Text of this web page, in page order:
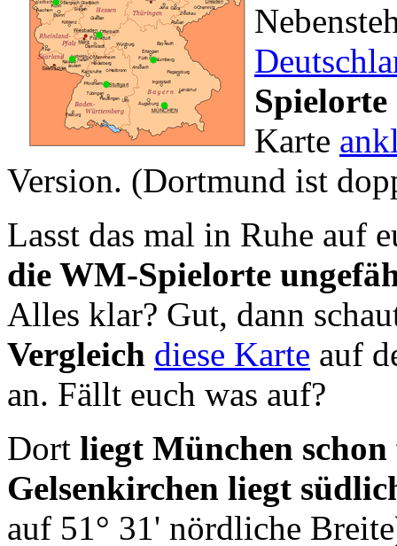
Karte
Version. (Dortmund ist
Lasst das mal in Ruhe auf
die WM-Spielorte
Alles klar? Gut, dann
Vergleich diese Karte auf
an. Fällt euch was auf?
Dort liegt München
Gelsenkirchen liegt
auf 51° 31' nördliche